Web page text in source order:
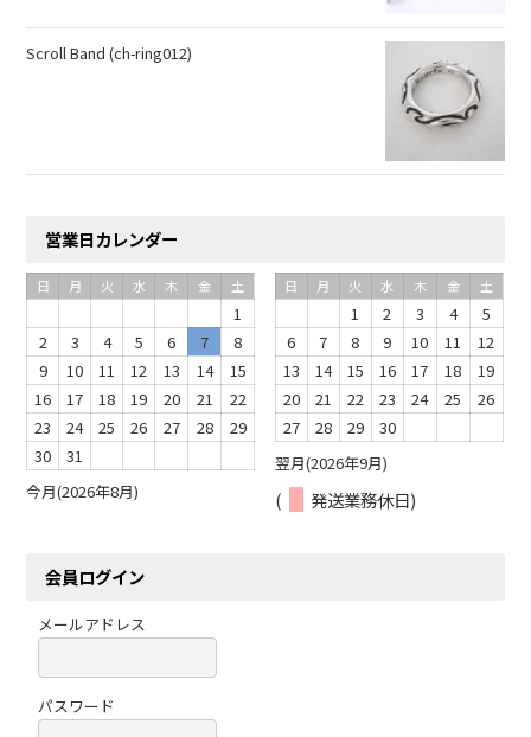
Scroll Band (ch-ring012)
営業日カレンダー
今月(2026年8月)
日 月 火 水 木 金 土
1
2
3 4 5 6 7
8
9
10 11 12 13 14
15
16
17 18 19 20 21
22
23
24 25 26 27 28
29
30
31 翌月(2026年9月)
日 月 火 水 木 金 土
1 2 3 4
5
6
7 8 9 10 11
12
13
14 15 16 17 18
19
20
21 22 23 24 25
26
27
28 29 30
( 発送業務休日)
会員ログイン
メールアドレス
パスワード